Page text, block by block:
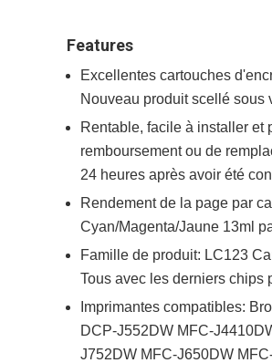
Features
Excellentes cartouches
Nouveau produit scellé sous
Rentable, facile à installer et
remboursement ou de
24 heures après avoir été
Rendement de la page par
Cyan/Magenta/Jaune 13ml
Famille de produit: LC123
Tous avec les derniers chips
Imprimantes compatibles:
DCP-J552DW MFC-
J752DW MFC-J650DW